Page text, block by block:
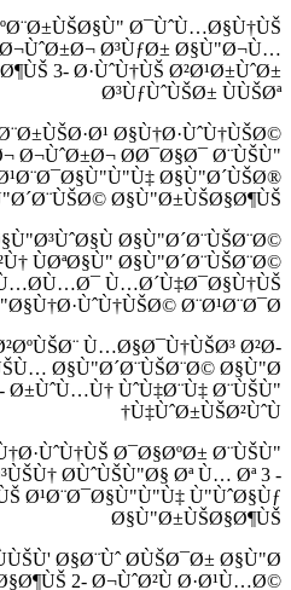
Ø¯ÙˆÙ…Ø§Ù†ÙŠ
Ø³ÙƒØ± Ø§Ù"Ø¬Ù…
3- Ø·ÙˆÙ†ÙŠ Ø²Ø¹Ø±ÙˆØ±
Ø³ÙƒÙˆÙŠØ± ÙÙŠØª
Ø§Ù†Ø·ÙˆÙ†ÙŠØ©
Ø¬ÙˆØ±Ø¬ Ø­Ø¯Ø§Ø¯ Ø¨ÙŠÙ"
Ø¹Ø¨Ø¯Ø§Ù"Ù"Ù‡ Ø§Ù"Ø´ÙŠØ®
Ø§Ù"Ø±ÙŠØ§Ø¶ÙŠ
Ø§Ù"Ø´Ø¨ÙŠØ¨Ø©
ÙØªØ§Ù" Ø§Ù"Ø´Ø¨ÙŠØ¨Ø©
Ù…Ø´Ù‡Ø¯Ø§Ù†ÙŠ
Ø¨Ø¹Ø¨Ø¯Ø§
Ù…Ø§Ø¯Ù†ÙŠØ³ Ø²Ø­
Ø§Ù"Ø´Ø¨ÙŠØ¨Ø© Ø§Ù"Ø
Ø±ÙˆÙ…Ù† ÙˆÙ‡Ø¨Ù‡ Ø¨ÙŠÙ"
Ù‡ÙˆØ±ÙŠØ²ÙˆÙ†
Ø¯Ø§ØºØ± Ø¨ÙŠÙ"
Ø­ÙˆÙŠÙ"Ø§ Øª Ù… Øª 3 -
Ø¹Ø¨Ø¯Ø§Ù"Ù"Ù‡ Ù"ÙˆØ§Ùƒ
Ø§Ù"Ø±ÙŠØ§Ø¶ÙŠ
Ø§Ø¨Ùˆ Ø­ÙŠØ¯Ø± Ø§Ù"Ø
2- Ø¬ÙˆØ²Ù Ø·Ø¹Ù…Ø©